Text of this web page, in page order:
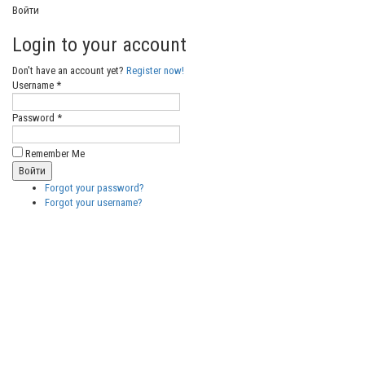
Войти
Login to your account
Don't have an account yet? Register now!
Username *
Password *
Remember Me
Forgot your password?
Forgot your username?